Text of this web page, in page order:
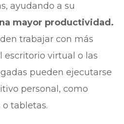
ayudando a su
mayor productividad.
trabajar con más
escritorio virtual o las
pueden ejecutarse
personal, como
tabletas.